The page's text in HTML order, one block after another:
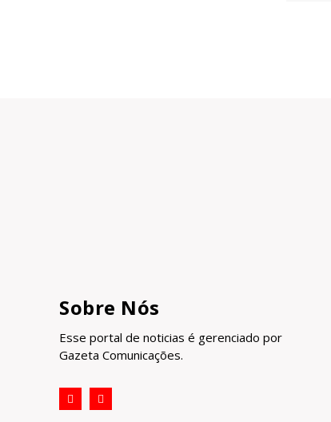
Sobre Nós
Esse portal de noticias é gerenciado por
Gazeta Comunicações.